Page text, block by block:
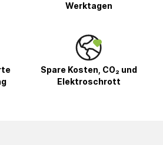
Werktagen
Spare Kosten, CO₂ und
Elektroschrott